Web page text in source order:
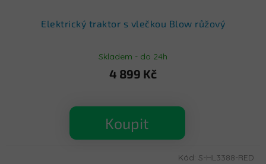
Elektrický traktor s vlečkou Blow růžový
Skladem - do 24h
4 899 Kč
Koupit
Kód: S-HL3388-RED